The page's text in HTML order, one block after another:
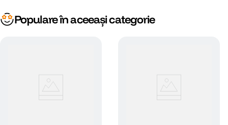
Populare în aceeași categorie